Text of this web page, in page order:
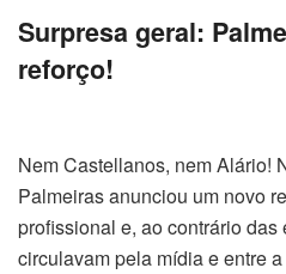
Surpresa geral:
reforço!
Nem Castellanos, nem Alário!
Palmeiras anunciou um novo
profissional e, ao contrário
circulavam pela mídia e entre